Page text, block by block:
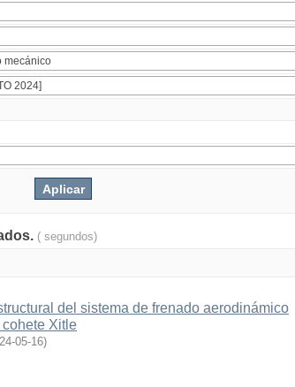
( segundos)
del sistema de frenado aerodinámico
Xitle
05-16)